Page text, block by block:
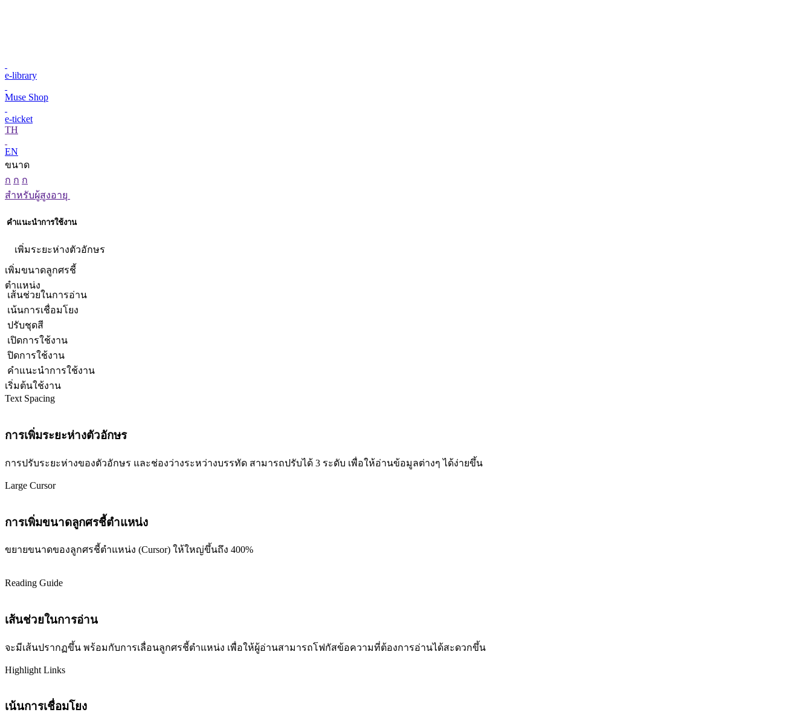
e-library
Muse Shop
e-ticket
TH
EN
ขนาด
ก ก ก
สำหรับผู้สูงอายุ
คำแนะนำการใช้งาน
เพิ่มระยะห่างตัวอักษร
เพิ่มขนาดลูกศรชี้
ตำแหน่ง
เส้นช่วยในการอ่าน
เน้นการเชื่อมโยง
ปรับชุดสี
เปิดการใช้งาน
ปิดการใช้งาน
คำแนะนำการใช้งาน
เริ่มต้นใช้งาน
Text Spacing
การเพิ่มระยะห่างตัวอักษร
การปรับระยะห่างของตัวอักษร และช่องว่างระหว่างบรรทัด สามารถปรับได้ 3 ระดับ เพื่อให้อ่านข้อมูลต่างๆ ได้ง่ายขึ้น
Large Cursor
การเพิ่มขนาดลูกศรชี้ตำแหน่ง
ขยายขนาดของลูกศรชี้ตำแหน่ง (Cursor) ให้ใหญ่ขึ้นถึง 400%
Reading Guide
เส้นช่วยในการอ่าน
จะมีเส้นปรากฏขึ้น พร้อมกับการเลื่อนลูกศรชี้ตำแหน่ง เพื่อให้ผู้อ่านสามารถโฟกัสข้อความที่ต้องการอ่านได้สะดวกขึ้น
Highlight Links
เน้นการเชื่อมโยง